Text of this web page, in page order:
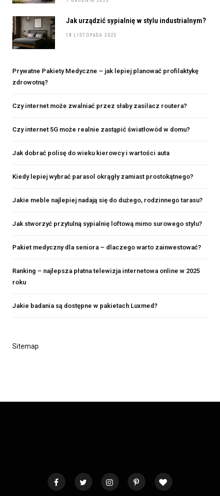
Jak urządzić sypialnię w stylu industrialnym?
18 LISTOPADA 2025
Prywatne Pakiety Medyczne – jak lepiej planować profilaktykę
zdrowotną?
Czy internet może zwalniać przez słaby zasilacz routera?
Czy internet 5G może realnie zastąpić światłowód w domu?
Jak dobrać polisę do wieku kierowcy i wartości auta
Kiedy lepiej wybrać parasol okrągły zamiast prostokątnego?
Jakie meble najlepiej nadają się do dużego, rodzinnego tarasu?
Jak stworzyć przytulną sypialnię loftową mimo surowego stylu?
Pakiet medyczny dla seniora – dlaczego warto zainwestować?
Ranking – najlepsza płatna telewizja internetowa online w 2025
roku
Jakie badania są dostępne w pakietach Luxmed?
Sitemap